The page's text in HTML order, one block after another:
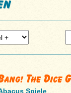
The Dice
Spiele